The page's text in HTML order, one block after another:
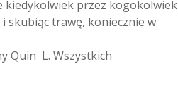
kiedykolwiek przez kogokolwiek
i skubiąc trawę, koniecznie w
Quin L. Wszystkich